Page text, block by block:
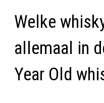
Welke
allemaal in
Year Old